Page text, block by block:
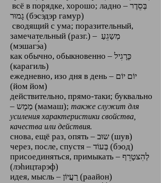
всё в порядке, хорошо; ладно ‎–‎ בְּסֵדֶר
גָמוּר (бэсэ́дэр гамур)
сводящий с ума; поразительный,
замечательный (разг.) ‎–‎ מְשַגֵעַ
(мэшагэ́а)
как обычно, обыкновенно – כָּרָגִיל
(карагиль)
ежедневно, изо дня в день ‎–‎ יוֹם יוֹם
(йом йом)
действительно, прямо-таки; буквально
– מַמָש (мамаш); также служит для
усиления характеристики свойства,
качества или действия.
снова, ещё раз, опять – שוּב (шув)
через, после, спустя – בְּעוֹד (бэод)
присоединяться, примыкать – לְהִצטָרֵף
(лэhицтарэф)
идея, мысль – רַעֲיוֹן (раайон)